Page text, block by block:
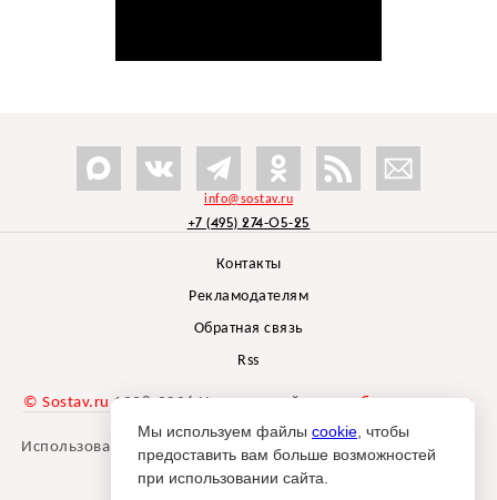
info@sostav.ru
+7 (495) 274-05-25
Контакты
Рекламодателям
Обратная связь
Rss
© Sostav.ru 1998-2026 Независимый проектбрендингового
агентства Depot
Использование материалов Sostav.ru допустимо только при
указании источника.
Мы используем файлы cookie , чтобы
предоставить вам больше возможностей
при использовании сайта.